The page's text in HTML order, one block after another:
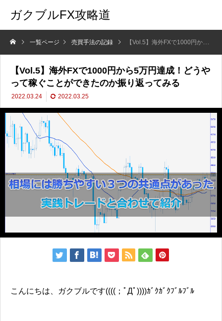
ガクブルFX攻略道
一覧ページ 売買手法の記録 【Vol.5】海外FXで1000円から5万円達成！どうやって稼ぐことができたのか振り返ってみる
【Vol.5】海外FXで1000円から5万円達成！どうや
って稼ぐことができたのか振り返ってみる
2022.03.24 2022.03.25
こんにちは、ガクブルです((((；ﾟДﾟ))))ｶﾞｸｶﾞｸﾌﾞﾙﾌﾞﾙ